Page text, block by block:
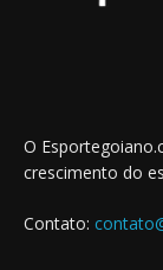
O
crescimento do
Contato: